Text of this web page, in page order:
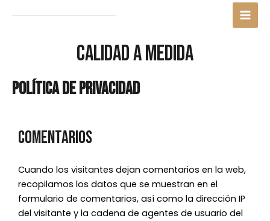
CALIDAD A MEDIDA
Política de privacidad
Comentarios
Cuando los visitantes dejan comentarios en la web,
recopilamos los datos que se muestran en el
formulario de comentarios, así como la dirección IP
del visitante y la cadena de agentes de usuario del